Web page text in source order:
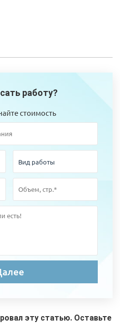
работу?
стоимость
эту статью. Оставьте